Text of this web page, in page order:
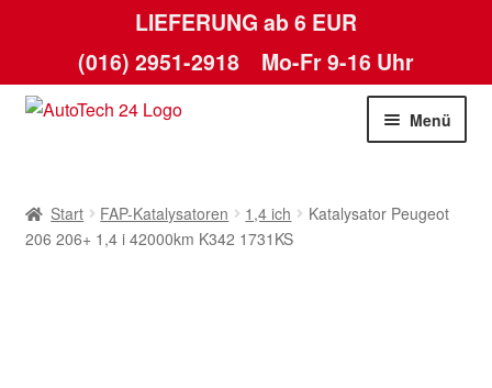
LIEFERUNG ab 6 EUR
(016) 2951-2918 Mo-Fr 9-16 Uhr
Zur
Zum
Menü
AGB
Start FAP-Katalysatoren 1,4 ich
Katalysator Peugeot
206 206+ 1,4 i 42000km K342 1731KS